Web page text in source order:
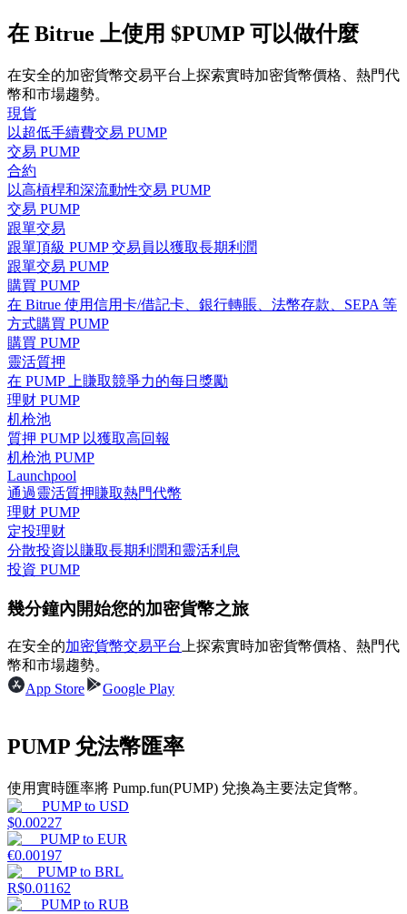
合約功能使用指南
交易策略
學習如何保持盈利
理財
使您的資產穩定增值
在 Bitrue 上使用 $PUMP 可以做什麼
在安全的加密貨幣交易平台上探索實時加密貨幣價格、熱門代
幣和市場趨勢。
現貨
以超低手續費交易 PUMP
交易 PUMP
合約
以高槓桿和深流動性交易 PUMP
交易 PUMP
跟單交易
跟單頂級 PUMP 交易員以獲取長期利潤
跟單交易 PUMP
購買 PUMP
在 Bitrue 使用信用卡/借記卡、銀行轉賬、法幣存款、SEPA 等
方式購買 PUMP
購買 PUMP
靈活質押
在 PUMP 上賺取競爭力的每日獎勵
理财 PUMP
机枪池
質押 PUMP 以獲取高回報
机枪池 PUMP
Launchpool
通過靈活質押賺取熱門代幣
理财 PUMP
定投理财
分散投資以賺取長期利潤和靈活利息
投資 PUMP
幾分鐘內開始您的加密貨幣之旅
在安全的加密貨幣交易平台上探索實時加密貨幣價格、熱門代
幣和市場趨勢。
App Store
Google Play
PUMP 兌法幣匯率
使用實時匯率將 Pump.fun(PUMP) 兌換為主要法定貨幣。
PUMPto USD
$0.00227
PUMPto EUR
€0.00197
PUMPto BRL
R$0.01162
PUMPto RUB